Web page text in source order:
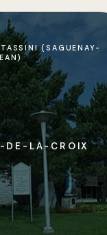
(SAGUENAY-
DE-LA-CROIX